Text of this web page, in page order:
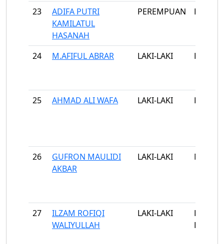
23
ADIFA PUTRI
KAMILATUL
HASANAH
PEREMPUAN PATEAN
24 M.AFIFUL ABRAR LAKI-LAKI
25 AHMAD ALI WAFA LAKI-LAKI KERTA
26
GUFRON MAULIDI
AKBAR
LAKI-LAKI
27
ILZAM ROFIQI
WALIYULLAH
LAKI-LAKI
BARMA